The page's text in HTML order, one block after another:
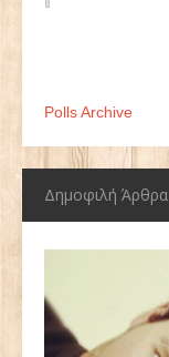
Polls Archive
Δημοφιλή Άρθρα